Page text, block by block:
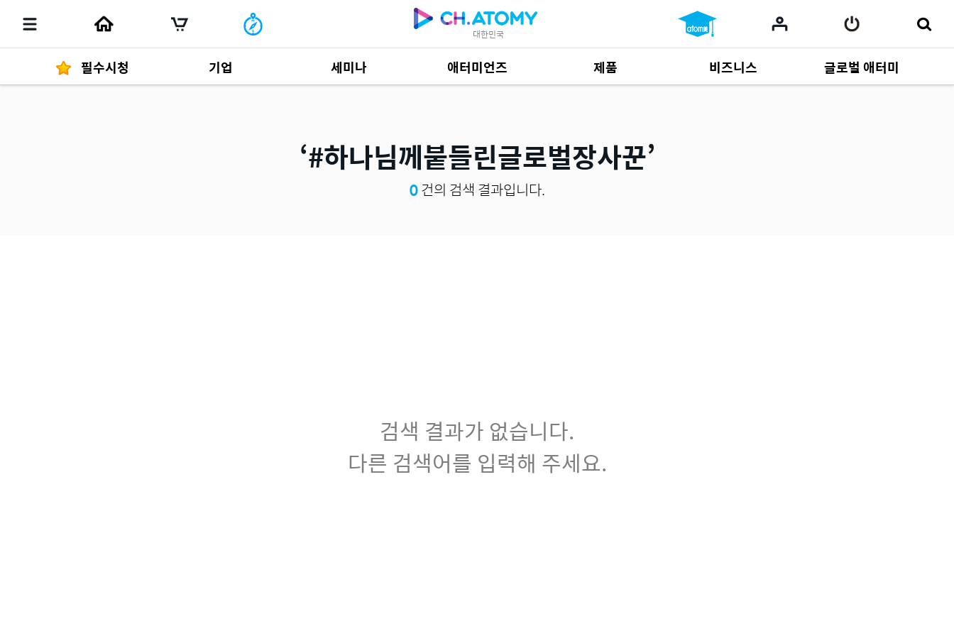
대한민국
필수시청 기업 세미나 애터미언즈 제품
제품 자료684
비즈니스
사업 자료164
글로벌 애터미
#하나님께붙들린글로벌장사꾼
0건의 검색 결과입니다.
검색 결과가 없습니다.
다른 검색어를 입력해 주세요.